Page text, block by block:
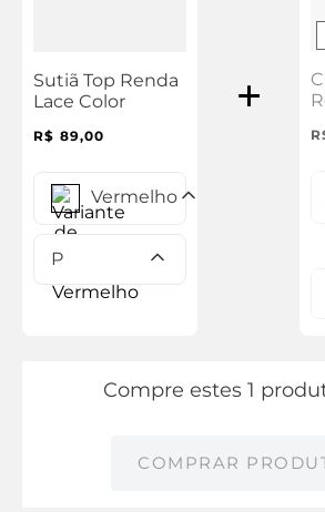
Sutiã Top Renda
Lace Color
R$ 89,00
Vermelho
P
Compre estes 1
COMPRAR